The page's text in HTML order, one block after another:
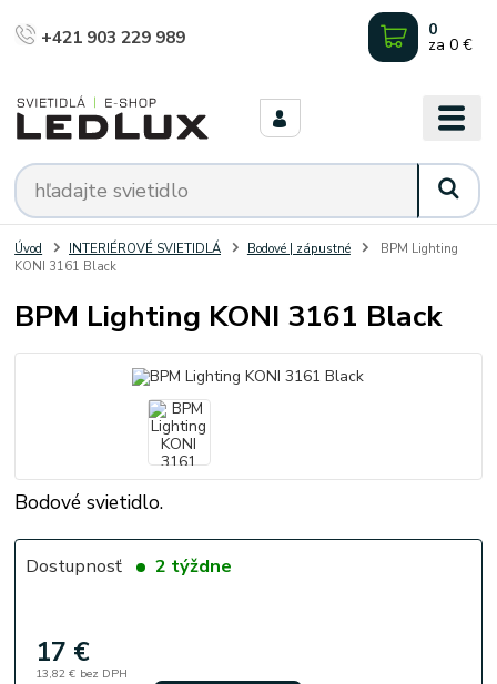
+421 903 229 989 0
za 0 €
Úvod INTERIÉROVÉ SVIETIDLÁ Bodové | zápustné
BPM Lighting
KONI 3161 Black
BPM Lighting KONI 3161 Black
Bodové svietidlo.
Dostupnosť 2 týždne
17 €
13,82 € bez DPH